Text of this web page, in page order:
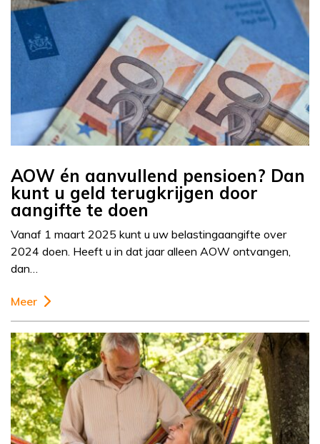
AOW én aanvullend pensioen? Dan
kunt u geld terugkrijgen door
aangifte te doen
Vanaf 1 maart 2025 kunt u uw belastingaangifte over
2024 doen. Heeft u in dat jaar alleen AOW ontvangen,
dan…
Meer